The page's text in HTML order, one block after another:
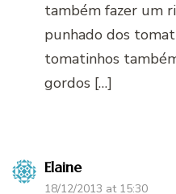
também fazer um
punhado dos
tomatinhos
gordos […]
Elaine
18/12/2013 at 15:30